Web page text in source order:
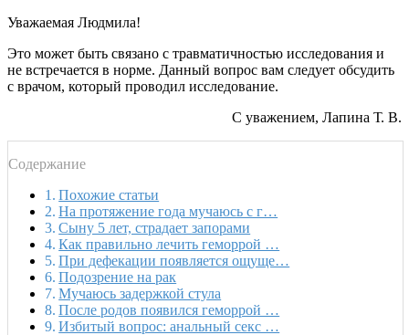
Уважаемая Людмила!
Это может быть связано с травматичностью исследования и
не встречается в норме. Данный вопрос вам следует обсудить
с врачом, который проводил исследование.
С уважением, Лапина Т. В.
Содержание
Похожие статьи
На протяжение года мучаюсь с г…
Сыну 5 лет, страдает запорами
Как правильно лечить геморрой …
При дефекации появляется ощуще…
Подозрение на рак
Мучаюсь задержкой стула
После родов появился геморрой …
Избитый вопрос: анальный секс …